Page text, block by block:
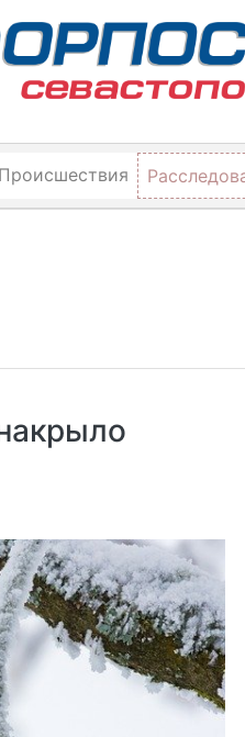
Происшествия